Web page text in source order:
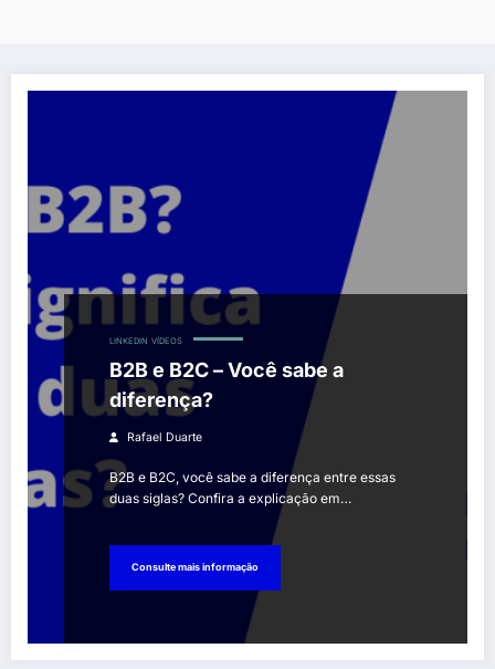
LINKEDIN VÍDEOS
B2B e B2C – Você sabe a
diferença?
Rafael Duarte
B2B e B2C, você sabe a diferença entre essas
duas siglas? Confira a explicação em…
Consulte mais informação